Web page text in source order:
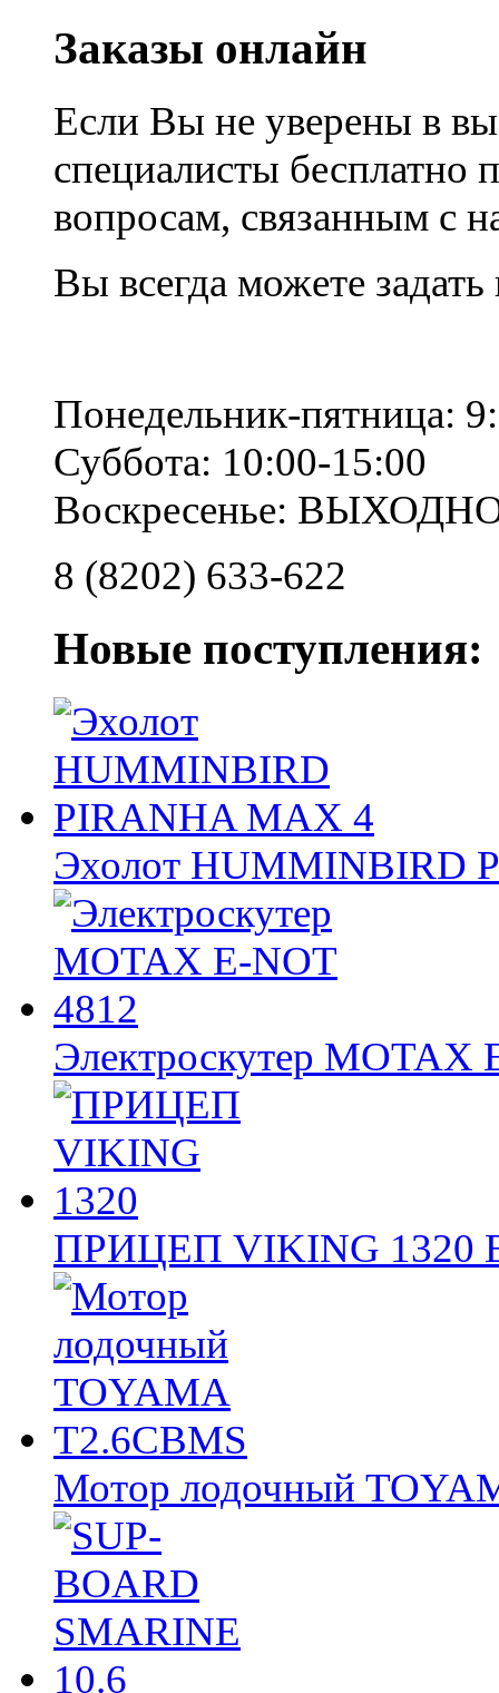
Заказы онлайн
Если Вы не уверены в
специалисты
вопросам, связанным с
Вы всегда можете
Понедельник-пятница:
Суббота: 10:00-15:00
Воскресенье:
8 (8202) 633-622
Новые поступления:
Эхолот HUMMINBIRD
Электроскутер
ПРИЦЕП VIKING
Мотор лодочный